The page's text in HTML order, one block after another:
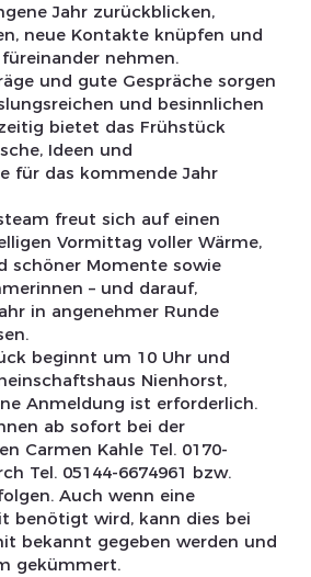
Jahr zurückblicken,
neue Kontakte knüpfen und
nehmen.
und gute Gespräche sorgen
und besinnlichen
bietet das Frühstück
Ideen und
für das kommende Jahr
freut sich auf einen
Vormittag voller Wärme,
schöner Momente sowie
– und darauf,
in angenehmer Runde
beginnt um 10 Uhr und
Nienhorst,
Anmeldung ist erforderlich.
ab sofort bei der
Carmen Kahle Tel. 0170-
Tel. 05144-6674961 bzw.
Auch wenn eine
benötigt wird, kann dies bei
bekannt gegeben werden und
gekümmert.